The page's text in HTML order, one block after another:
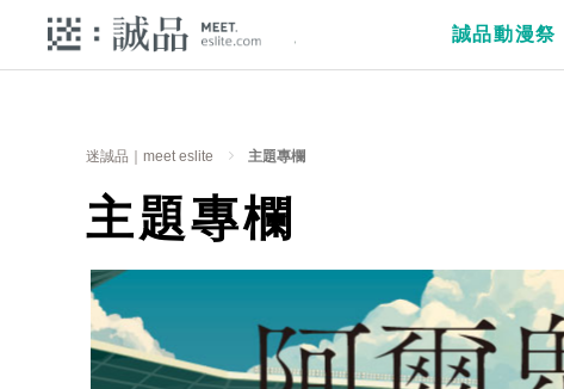
誠品動漫祭
迷誠品｜meet eslite 主題專欄
主題專欄